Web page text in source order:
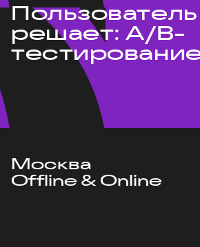
Пользователь
решает: A/B-
Москва
Offline & Online